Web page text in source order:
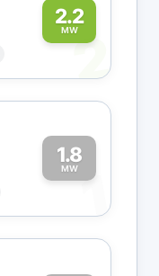
2.2
MW2
1.8
MW1